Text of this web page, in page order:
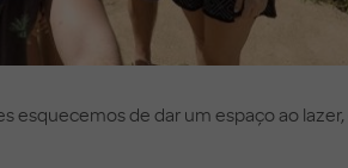
esquecemos de dar um espaço ao